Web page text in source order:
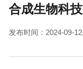
合成生物科
发布时间：2024-09-12